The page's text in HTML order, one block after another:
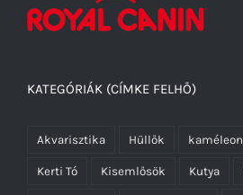
KATEGÓRIÁK (CÍMKE FELHŐ)
Akvarisztika Hüllők kaméleon
Kerti Tó Kisemlősök Kutya